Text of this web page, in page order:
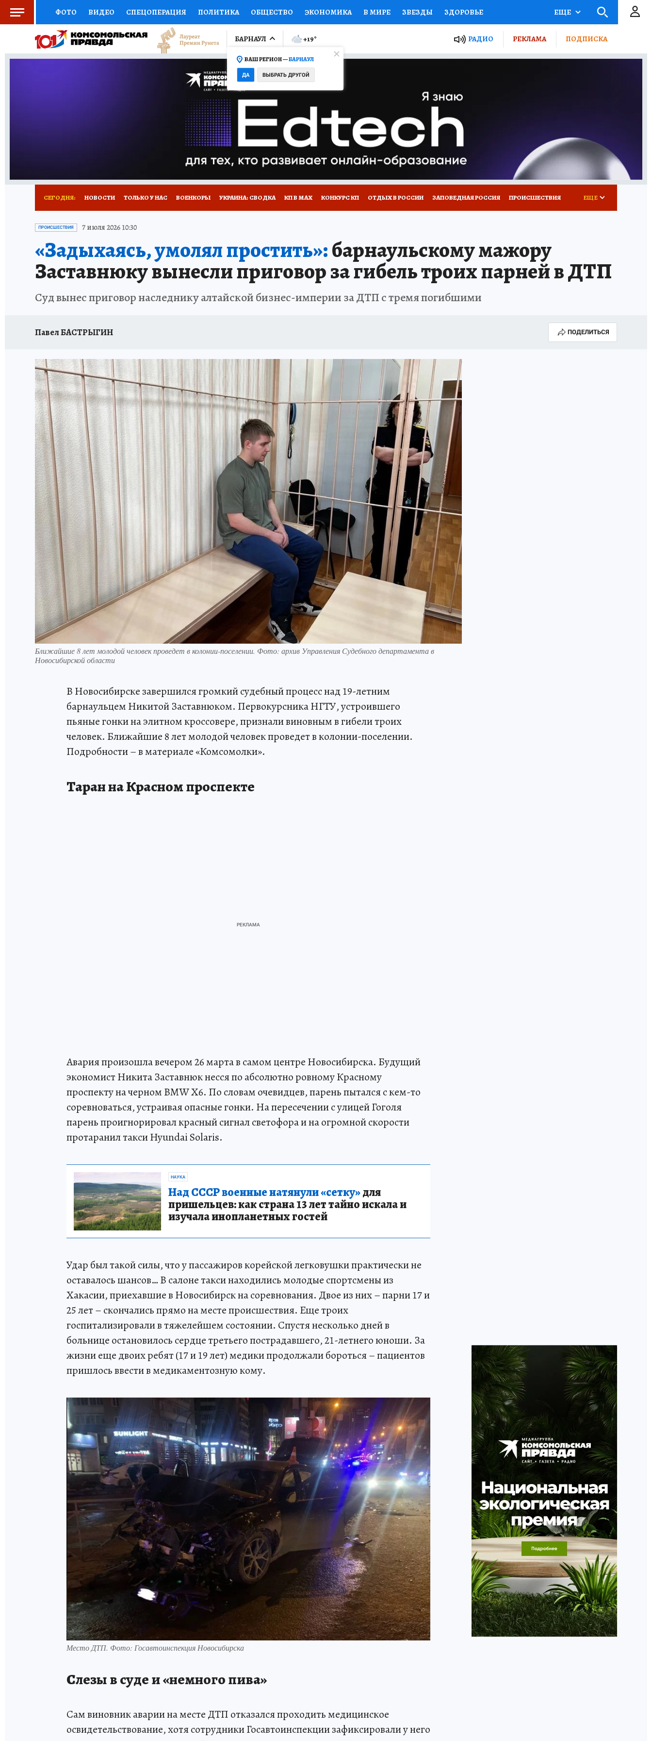
ФОТО ВИДЕО СПЕЦОПЕРАЦИЯ ПОЛИТИКА ОБЩЕСТВО ЭКОНОМИКА В МИРЕ ЗВЕЗДЫ ЗДОРОВЬЕ
СОЦПОДДЕРЖКА НАУКА СПОРТ КОЛУМНИСТЫ ПРОИСШЕСТВИЯ НАЦИОНАЛЬНЫЕ ПРОЕКТЫ РОССИИ
ВЫБОР ЭКСПЕРТОВ ДОКТОР ФИНАНСЫ ОТКРЫВАЕМ МИР Я ЗНАЮ СЕМЬЯ ЖЕНСКИЕ СЕКРЕТЫ ПУТЕВОДИТЕЛЬ
ПРОГНОЗЫ НА СПОРТ ПРОМОКОДЫ СЕРИАЛЫ
ТЕЛЕВИЗОР КОЛЛЕКЦИИ КОНКУРСЫ ГИД ПОТРЕБИТЕЛЯ
НОВОЕ НА САЙТЕ
ЕЩЕ
БАРНАУЛ
ВАШ РЕГИОН —БАРНАУЛ
ДА ВЫБРАТЬ ДРУГОЙ
+19° РАДИО РЕКЛАМА ПОДПИСКА
СЕГОДНЯ: НОВОСТИ ТОЛЬКО У НАС ВОЕНКОРЫ УКРАИНА: СВОДКА КП В МАХ КОНКУРС КП ОТДЫХ В РОССИИ ЗАПОВЕДНАЯ РОССИЯ ПРОИСШЕСТВИЯ
АФИША ИСПЫТАНО НА СЕБЕ
ЕЩЕ
ПРОИСШЕСТВИЯ 7 июля 2026 10:30
«Задыхаясь, умолял простить»:барнаульскому мажору
Заставнюку вынесли приговор за гибель троих парней в ДТП
Суд вынес приговор наследнику алтайской бизнес-империи за ДТП с тремя погибшими
Павел БАСТРЫГИН ПОДЕЛИТЬСЯ
Ближайшие 8 лет молодой человек проведет в колонии-поселении. Фото: архив Управления Судебного департамента в
Новосибирской области
В Новосибирске завершился громкий судебный процесс над 19-летним
барнаульцем Никитой Заставнюком. Первокурсника НГТУ, устроившего
пьяные гонки на элитном кроссовере, признали виновным в гибели троих
человек. Ближайшие 8 лет молодой человек проведет в колонии-поселении.
Подробности – в материале «Комсомолки».
Таран на Красном проспекте
Авария произошла вечером 26 марта в самом центре Новосибирска. Будущий
экономист Никита Заставнюк несся по абсолютно ровному Красному
проспекту на черном BMW X6. По словам очевидцев, парень пытался с кем-то
соревноваться, устраивая опасные гонки. На пересечении с улицей Гоголя
парень проигнорировал красный сигнал светофора и на огромной скорости
протаранил такси Hyundai Solaris.
НАУКА
Над СССР военные натянули «сетку»для
пришельцев: как страна 13 лет тайно искала и
изучала инопланетных гостей
Удар был такой силы, что у пассажиров корейской легковушки практически не
оставалось шансов… В салоне такси находились молодые спортсмены из
Хакасии, приехавшие в Новосибирск на соревнования. Двое из них – парни 17 и
25 лет – скончались прямо на месте происшествия. Еще троих
госпитализировали в тяжелейшем состоянии. Спустя несколько дней в
больнице остановилось сердце третьего пострадавшего, 21-летнего юноши. За
жизни еще двоих ребят (17 и 19 лет) медики продолжали бороться – пациентов
пришлось ввести в медикаментозную кому.
Место ДТП. Фото: Госавтоинспекция Новосибирска
Слезы в суде и «немного пива»
Сам виновник аварии на месте ДТП отказался проходить медицинское
освидетельствование, хотя сотрудники Госавтоинспекции зафиксировали у него